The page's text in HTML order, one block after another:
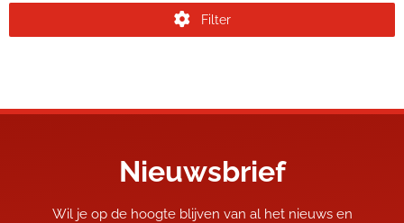
Filter
Nieuwsbrief
Wil je op de hoogte blijven van al het nieuws en